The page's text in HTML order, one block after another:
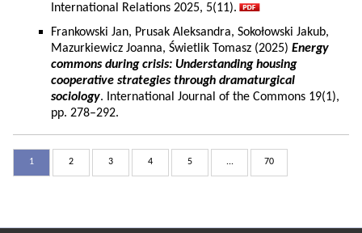
International Relations 2025, 5(11).
Frankowski Jan, Prusak Aleksandra, Sokołowski Jakub,
Mazurkiewicz Joanna, Świetlik Tomasz (2025) Energy
commons during crisis: Understanding housing
cooperative strategies through dramaturgical
sociology. International Journal of the Commons 19(1),
pp. 278–292.
1 2 3 4 5 ... 70